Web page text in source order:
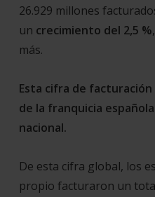
26.929 millones
un crecimiento del 2,5 %
más.
Esta cifra de
de la franquicia
nacional.
De esta cifra global, los
propio facturaron un